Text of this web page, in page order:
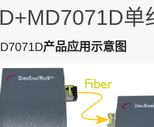
产品应用示意图